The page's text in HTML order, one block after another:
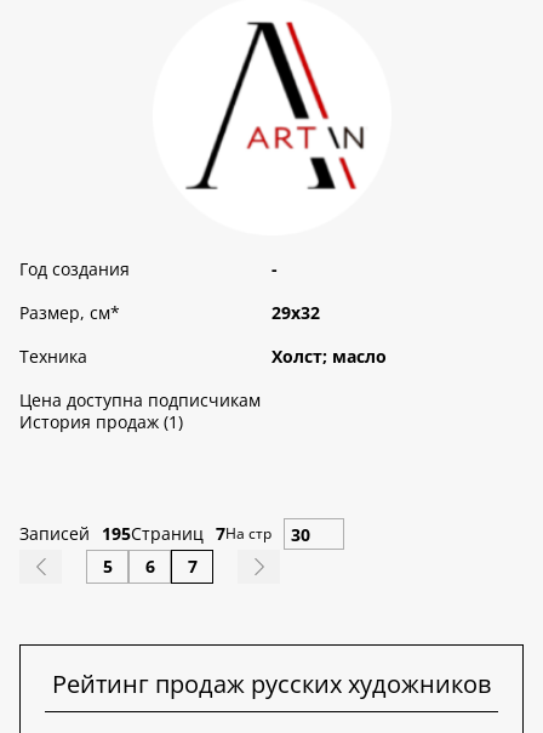
Год создания
-
Размер, см*
29х32
Техника
Холст; масло
Цена доступна подписчикам
История продаж (1)
Записей 195Страниц 7На стр
5 6 7
Рейтинг продаж русских художников